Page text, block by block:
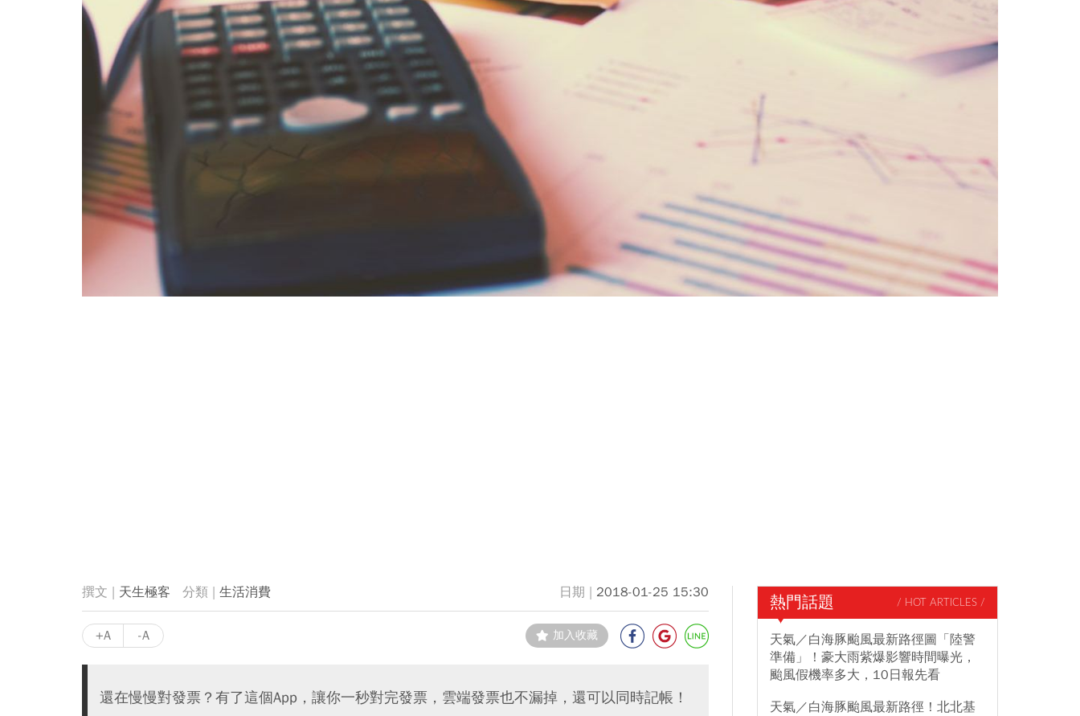
天生極客 生活消費 2018-01-25 15:30
+A -A 加入收藏
還在慢慢對發票？有了這個App，讓你一秒對完發票，雲端發票也不漏掉，還可以同時記帳！
熱門話題 / HOT ARTICLES /
天氣／白海豚颱風最新路徑圖「陸警
準備」！豪大雨紫爆影響時間曝光，
颱風假機率多大，10日報先看
天氣／白海豚颱風最新路徑！北北基